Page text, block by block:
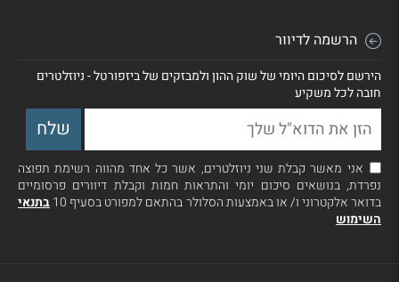
הרשמה לדיוור
הירשם לסיכום היומי של שוק ההון ולמבזקים של ביזפורטל - ניוזלטרים
חובה לכל משקיע
אני מאשר קבלת שני ניוזלטרים, אשר כל אחד מהווה רשימת תפוצה
נפרדת, בנושאים סיכום יומי והתראות חמות וקבלת דיוורים פרסומיים
בדואר אלקטרוני ו/ או באמצעות הסלולר בהתאם למפורט בסעיף 10
בתנאי
השימוש